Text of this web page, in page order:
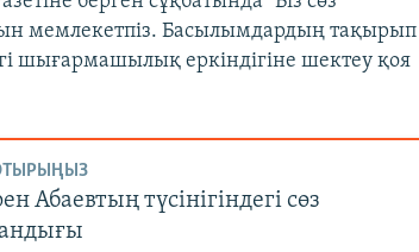
мемлекетпіз. Басылымдардың тақырып
шығармашылық еркіндігіне шектеу қоя
Абаевтың түсінігіндегі сөз